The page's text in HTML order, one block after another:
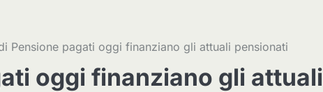
Pensione pagati oggi finanziano gli attuali pensionati
oggi finanziano gli attuali